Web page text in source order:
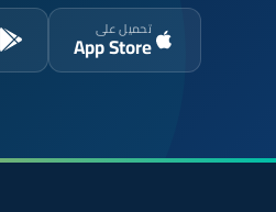
تحميل على
App Store